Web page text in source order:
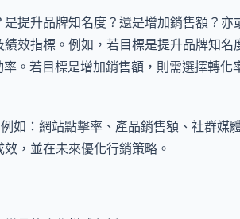
提升品牌知名度？還是增加銷售額？亦
效指標。例如，若目標是提升品牌知
。若目標是增加銷售額，則需選擇轉化
如：網站點擊率、產品銷售額、社群媒
，並在未來優化行銷策略。